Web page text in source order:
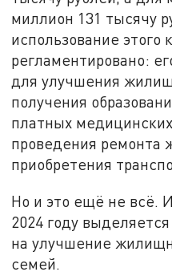
миллион 131 тысячу
использование этого
регламентировано:
для улучшения
получения
платных
проведения ремонта
приобретения
Но и это ещё не всё.
2024 году
на улучшение
семей.